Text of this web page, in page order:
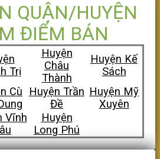
QUẬN/HUYỆN
ĐIỂM BÁN
Trị
Huyện
Châu
Thành
Huyện Kế
Sách
Cù
Huyện Trần
Đề
Huyện Mỹ
Xuyên
Vĩnh
Huyện
Long Phú